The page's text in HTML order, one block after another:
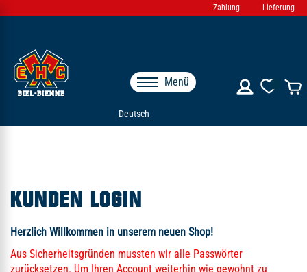
Zahlung Lieferung
Deutsch
Menü
KUNDEN LOGIN
Herzlich Willkommen in unserem neuen Shop!
Aus Sicherheitsgründen mussten wir alle Passwörter
zurücksetzen. Um Ihren Account weiterhin wie gewohnt zu